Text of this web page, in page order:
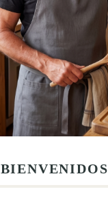
BIENVENIDOS